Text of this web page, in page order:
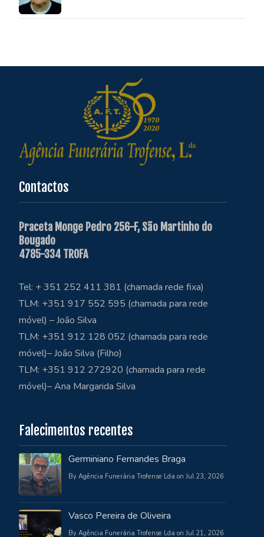
Contactos
Praceta Monge Pedro 256-F, São Martinho do
Bougado
4785-334 TROFA
Tel: + 351 252 411 381 (chamada rede fixa)
TLM: +351 917 552 595 (chamada para rede
móvel) – João Silva
TLM: +351 912 128 052 (chamada para rede
móvel)– João Silva (Filho)
TLM: +351 912 272920 (chamada para rede
móvel)– Ana Margarida Silva
Falecimentos recentes
Germiniano Fernandes Braga
By Agência Funerária Trofense Lda on Jul 23, 2026
Vasco Pereira de Oliveira
By Agência Funerária Trofense Lda on Jul 21, 2026